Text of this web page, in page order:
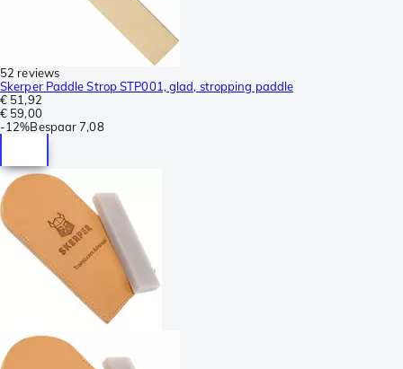
52 reviews
Skerper Paddle Strop STP001, glad, stropping paddle
€ 51,92
€ 59,00
-12%Bespaar 7,08